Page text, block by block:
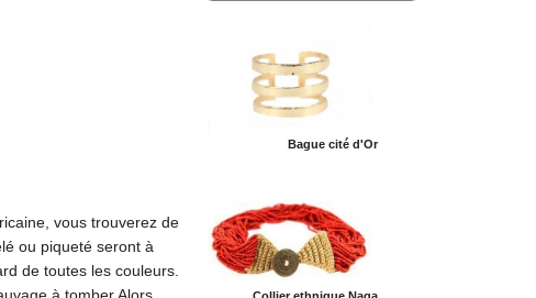
vous trouverez de
ou piqueté seront à
de toutes les couleurs.
Bague cité d'Or